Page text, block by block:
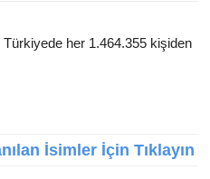
Türkiyede her 1.464.355 kişiden
İsimler İçin Tıklayın